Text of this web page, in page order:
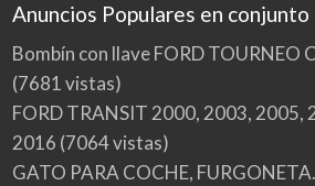
Anuncios Populares en conjunto
Bombín con llave FORD TOURNEO
(7681 vistas)
FORD TRANSIT 2000, 2003, 2005,
2016 (7064 vistas)
GATO PARA COCHE, FURGONETA.